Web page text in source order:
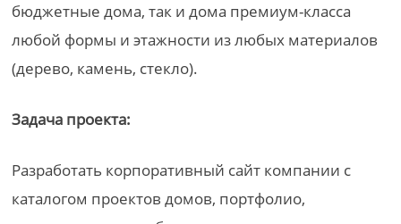
бюджетные дома, так и дома премиум-класса
любой формы и этажности из любых материалов
(дерево, камень, стекло).
Задача проекта:
Разработать корпоративный сайт компании с
каталогом проектов домов, портфолио,